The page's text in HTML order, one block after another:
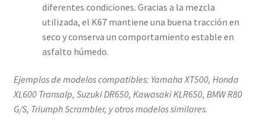
diferentes condiciones. Gracias a la mezcla
utilizada, el K67 mantiene una buena tracción en
seco y conserva un comportamiento estable en
asfalto húmedo.
Ejemplos de modelos compatibles: Yamaha XT500, Honda
XL600 Transalp, Suzuki DR650, Kawasaki KLR650, BMW R80
G/S, Triumph Scrambler, y otros modelos similares.